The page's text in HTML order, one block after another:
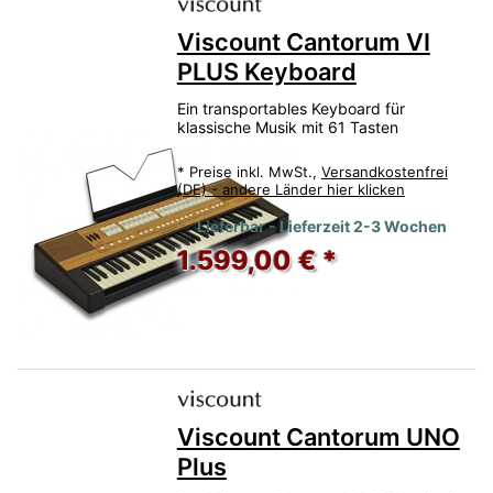
Viscount Cantorum VI
PLUS Keyboard
Ein transportables Keyboard für
klassische Musik mit 61 Tasten
* Preise inkl. MwSt., Versandkostenfrei
(DE) - andere Länder hier klicken
Lieferbar - Lieferzeit 2-3 Wochen
1.599,00 € *
Viscount Cantorum UNO
Plus